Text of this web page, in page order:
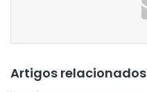
Artigos relacionados